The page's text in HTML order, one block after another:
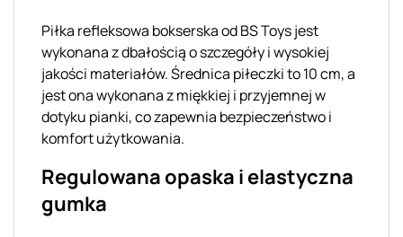
Piłka refleksowa bokserska od BS Toys jest
wykonana z dbałością o szczegóły i wysokiej
jakości materiałów. Średnica piłeczki to 10 cm, a
jest ona wykonana z miękkiej i przyjemnej w
dotyku pianki, co zapewnia bezpieczeństwo i
komfort użytkowania.
Regulowana opaska i elastyczna
gumka